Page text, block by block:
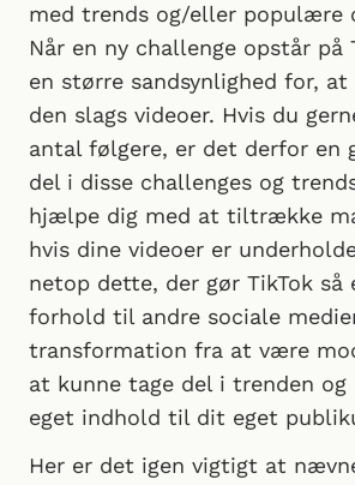
med trends og/eller populære
Når en ny challenge opstår på
en større sandsynlighed for, at
den slags videoer. Hvis du
antal følgere, er det derfor en
del i disse challenges og
hjælpe dig med at tiltrække
hvis dine videoer er
netop dette, der gør TikTok så
forhold til andre sociale
transformation fra at være
at kunne tage del i trenden
eget indhold til dit eget
Her er det igen vigtigt at